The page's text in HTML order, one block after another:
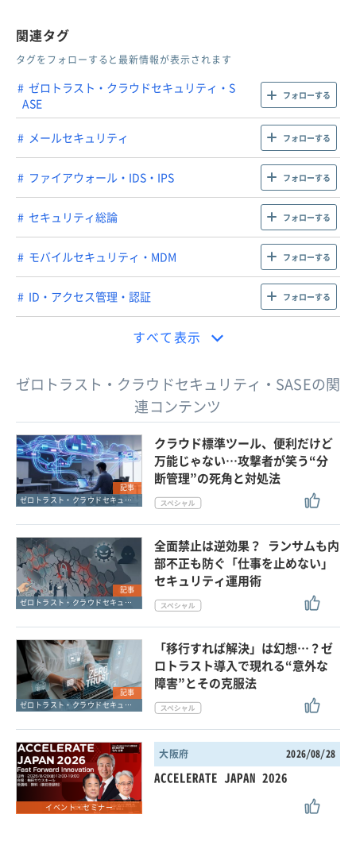
関連タグ
タグをフォローすると最新情報が表示されます
ゼロトラスト・クラウドセキュリティ・S
ASE
フォローする
メールセキュリティ フォローする
ファイアウォール・IDS・IPS フォローする
セキュリティ総論 フォローする
モバイルセキュリティ・MDM フォローする
ID・アクセス管理・認証 フォローする
すべて表示
ゼロトラスト・クラウドセキュリティ・SASEの関
連コンテンツ
記事
ゼロトラスト・クラウドセキュリティ・SASE
クラウド標準ツール、便利だけど
万能じゃない…攻撃者が笑う“分
断管理”の死角と対処法
記事
ゼロトラスト・クラウドセキュリティ・SASE
全面禁止は逆効果？ ランサムも内
部不正も防ぐ「仕事を止めない」
セキュリティ運用術
記事
ゼロトラスト・クラウドセキュリティ・SASE
「移行すれば解決」は幻想…？ゼ
ロトラスト導入で現れる“意外な
障害”とその克服法
イベント・セミナー
大阪府 2026/08/28
ACCELERATE JAPAN 2026